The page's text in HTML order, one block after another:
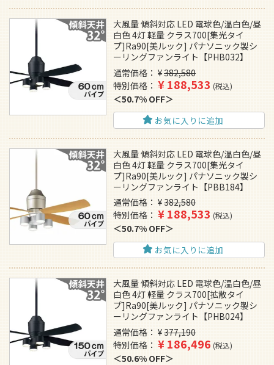
大風量 傾斜対応 LED 電球色/温白色/昼
白色 4灯 軽量 クラス700[集光タイ
プ]Ra90[美ルック] パナソニック製シ
ーリングファンライト【PHB032】
通常価格
¥382,580
特別価格
¥188,533 税込
50.7% OFF
お気に入りに追加
大風量 傾斜対応 LED 電球色/温白色/昼
白色 4灯 軽量 クラス700[集光タイ
プ]Ra90[美ルック] パナソニック製シ
ーリングファンライト【PBB184】
通常価格
¥382,580
特別価格
¥188,533 税込
50.7% OFF
お気に入りに追加
大風量 傾斜対応 LED 電球色/温白色/昼
白色 4灯 軽量 クラス700[拡散タイ
プ]Ra90[美ルック] パナソニック製シ
ーリングファンライト【PHB024】
通常価格
¥377,190
特別価格
¥186,496 税込
50.6% OFF